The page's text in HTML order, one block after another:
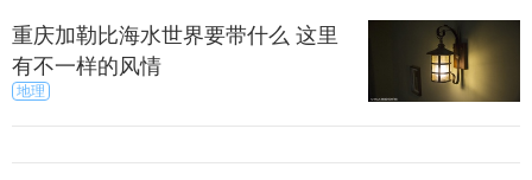
重庆加勒比海水世界要带什么 这里
有不一样的风情
地理